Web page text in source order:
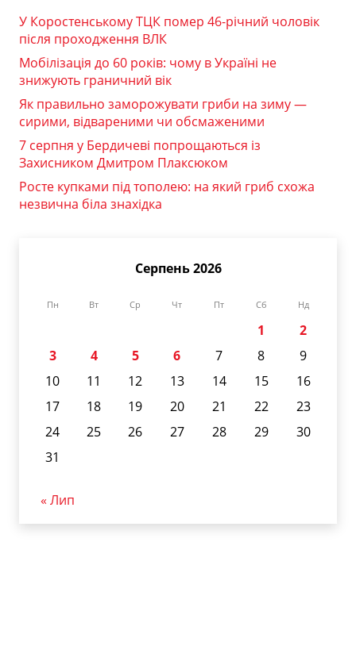
У Коростенському ТЦК помер 46-річний чоловік
після проходження ВЛК
Мобілізація до 60 років: чому в Україні не
знижують граничний вік
Як правильно заморожувати гриби на зиму —
сирими, відвареними чи обсмаженими
7 серпня у Бердичеві попрощаються із
Захисником Дмитром Плаксюком
Росте купками під тополею: на який гриб схожа
незвична біла знахідка
Серпень 2026
Пн Вт Ср Чт Пт Сб Нд
1
2
3
4 5 6 7 8
9
10
11 12 13 14 15
16
17
18 19 20 21 22
23
24
25 26 27 28 29
30
31
« Лип